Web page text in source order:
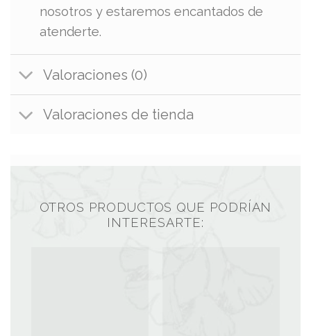
nosotros y estaremos encantados de
atenderte.
Valoraciones (0)
Valoraciones de tienda
OTROS PRODUCTOS QUE PODRÍAN
INTERESARTE: